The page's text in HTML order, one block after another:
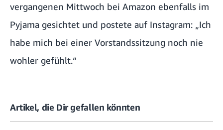
vergangenen Mittwoch bei Amazon ebenfalls im
Pyjama gesichtet und postete auf Instagram: „Ich
habe mich bei einer Vorstandssitzung noch nie
wohler gefühlt.“
Artikel, die Dir gefallen könnten